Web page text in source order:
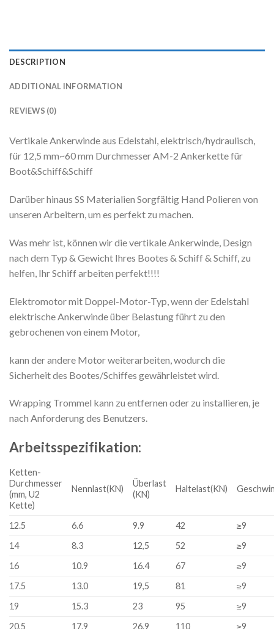
DESCRIPTION
ADDITIONAL INFORMATION
REVIEWS (0)
Vertikale Ankerwinde aus Edelstahl, elektrisch/hydraulisch,
für 12,5 mm~60 mm Durchmesser AM-2 Ankerkette für
Boot&Schiff&Schiff
Darüber hinaus SS Materialien Sorgfältig Hand Polieren von
unseren Arbeitern, um es perfekt zu machen.
Was mehr ist, können wir die vertikale Ankerwinde, Design
nach dem Typ & Gewicht Ihres Bootes & Schiff & Schiff, zu
helfen, Ihr Schiff arbeiten perfekt!!!!
Elektromotor mit Doppel-Motor-Typ, wenn der Edelstahl
elektrische Ankerwinde über Belastung führt zu den
gebrochenen von einem Motor,
kann der andere Motor weiterarbeiten, wodurch die
Sicherheit des Bootes/Schiffes gewährleistet wird.
Wrapping Trommel kann zu entfernen oder zu installieren, je
nach Anforderung des Benutzers.
Arbeitsspezifikation:
Ketten-
Durchmesser
(mm, U2
Kette)
Nennlast(KN)
Überlast
(KN)
Haltelast(KN)
12.5 6.6 9.9 42
≥9
14
8.3 12,5 52
≥9
16
10.9 16.4 67
≥9
17.5
13.0 19,5 81
≥9
19
15.3 23 95
≥9
20,5
17.9 26.9 110 ≥9